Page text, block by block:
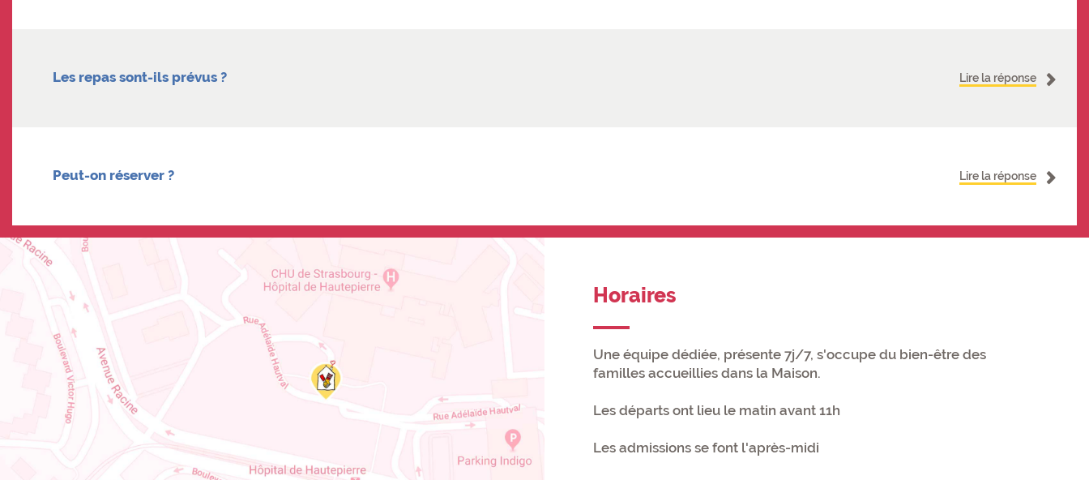
Les repas sont-ils prévus ? Lire la réponse
Peut-on réserver ? Lire la réponse
Contact
Horaires
Une équipe dédiée, présente 7j/7, s'occupe du bien-être des
familles accueillies dans la Maison.
Les départs ont lieu le matin avant 11h
Les admissions se font l'après-midi